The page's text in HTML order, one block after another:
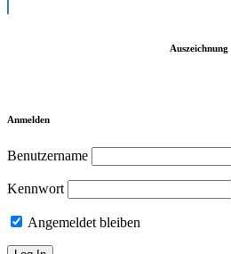
Auszeichnung
Anmelden
Benutzername
Kennwort
Angemeldet bleiben